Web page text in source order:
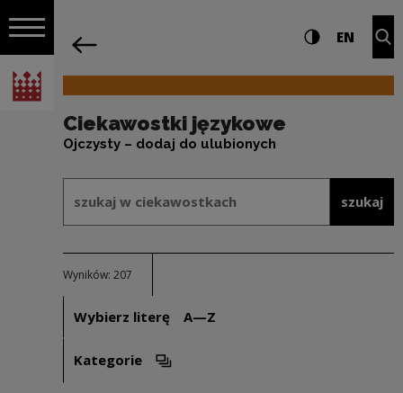
Włącz nawigację
Narodowe Centrum Kultury
Nawigacja Ustawienia i Wysoki
EN
Ciekawostki językowe
Ojczysty – dodaj do ulubionych
Formularz wyszukiwania w szukaj
Wyników: 207
Wybierz literę A—Z
Kategorie
Otwórz opcje filtrowania. Uwaga: spowoduje